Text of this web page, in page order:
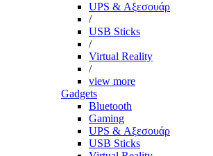
UPS & Αξεσουάρ
/
USB Sticks
/
Virtual Reality
/
view more
Gadgets
Bluetooth
Gaming
UPS & Αξεσουάρ
USB Sticks